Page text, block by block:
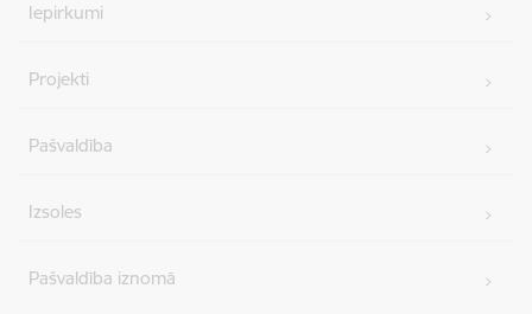
Iepirkumi
Projekti
Pašvaldība
Izsoles
Pašvaldība iznomā